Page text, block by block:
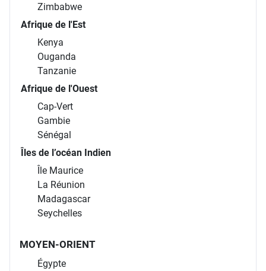
Zimbabwe
Afrique de l'Est
Kenya
Ouganda
Tanzanie
Afrique de l'Ouest
Cap-Vert
Gambie
Sénégal
Îles de l’océan Indien
Île Maurice
La Réunion
Madagascar
Seychelles
MOYEN-ORIENT
Égypte